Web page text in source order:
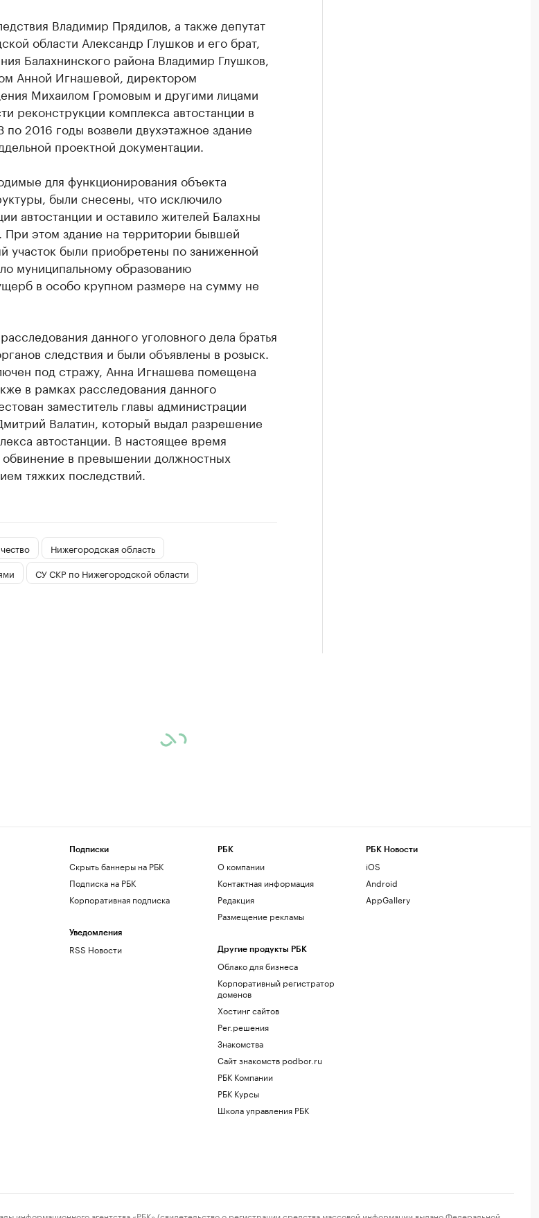
Владимир Прядилов, а также депутат
области Александр Глушков и его брат,
Балахнинского района Владимир Глушков,
Анной Игнашевой, директором
Михаилом Громовым и другими лицами
реконструкции комплекса автостанции в
2016 годы возвели двухэтажное здание
проектной документации.
для функционирования объекта
были снесены, что исключило
автостанции​ и оставило жителей Балахны
При этом здание на территории бывшей
участок были приобретены по заниженной
муниципальному образованию
в особо крупном размере на сумму не
данного уголовного дела братья
следствия и были объявлены в розыск.
под стражу, Анна Игнашева помещена
в рамках расследования данного
заместитель главы администрации
Валатин, который выдал разрешение
автостанции. В настоящее время
обвинение в превышении должностных
тяжких последствий.
Нижегородская область
СУ СКР по Нижегородской области
Подписки
Скрыть баннеры на РБК
Подписка на РБК
Корпоративная подписка
Уведомления
RSS Новости
РБК
О компании
Контактная информация
Редакция
Размещение рекламы
Другие продукты РБК
Облако для бизнеса
Корпоративный регистратор
доменов
Хостинг сайтов
Рег.решения
Знакомства
Сайт знакомств podbor.ru
РБК Компании
РБК Курсы
Школа управления РБК
РБК Новости
iOS
Android
AppGallery